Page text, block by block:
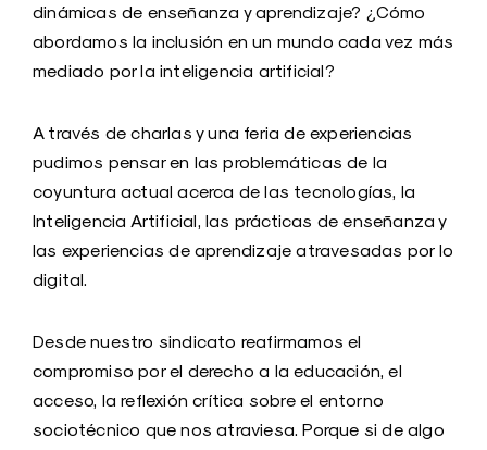
dinámicas de enseñanza y aprendizaje? ¿Cómo
abordamos la inclusión en un mundo cada vez más
mediado por la inteligencia artificial?
A través de charlas y una feria de experiencias
pudimos pensar en las problemáticas de la
coyuntura actual acerca de las tecnologías, la
Inteligencia Artificial, las prácticas de enseñanza y
las experiencias de aprendizaje atravesadas por lo
digital.
Desde nuestro sindicato reafirmamos el
compromiso por el derecho a la educación, el
acceso, la reflexión crítica sobre el entorno
sociotécnico que nos atraviesa. Porque si de algo